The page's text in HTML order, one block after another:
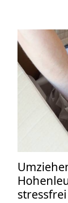
stressfrei